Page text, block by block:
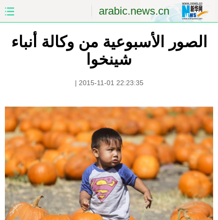
arabic.news.cn
الصين الصفحة الأولى
العلوم والصحة الثقافة والتعليم
الرياضة السياحة والبيئة
مؤتمر صحفى للخارجية الصور
الصور الأسبوعية من وكالة أنباء
شينخوا
| 2015-11-01 22:23:35